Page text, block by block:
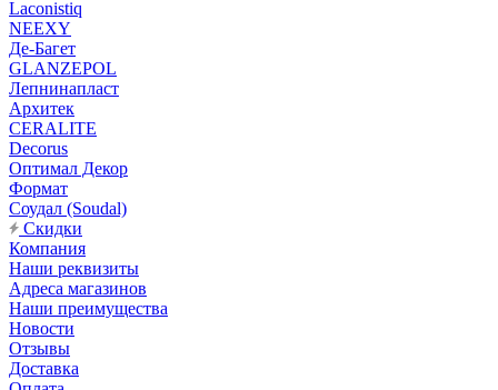
Laconistiq
NEEXY
Де-Багет
GLANZEPOL
Лепнинапласт
Архитек
CERALITE
Decorus
Оптимал Декор
Формат
Соудал (Soudal)
Скидки
Компания
Наши реквизиты
Адреса магазинов
Наши преимущества
Новости
Отзывы
Доставка